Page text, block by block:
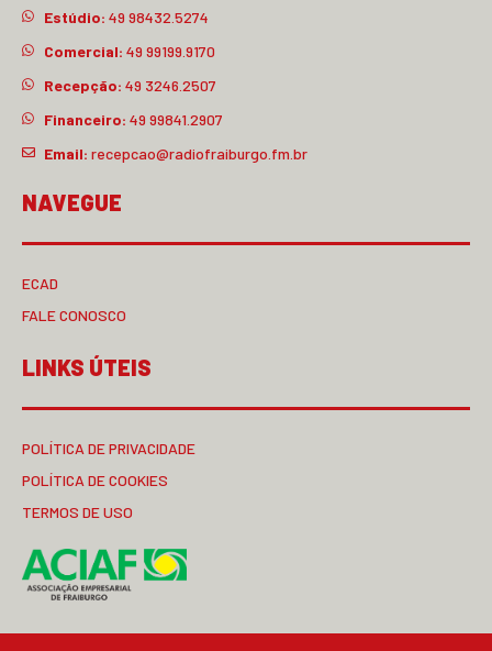
Estúdio: 49 98432.5274
Comercial: 49 99199.9170
Recepção: 49 3246.2507
Financeiro: 49 99841.2907
Email: recepcao@radiofraiburgo.fm.br
NAVEGUE
ECAD
FALE CONOSCO
LINKS ÚTEIS
POLÍTICA DE PRIVACIDADE
POLÍTICA DE COOKIES
TERMOS DE USO